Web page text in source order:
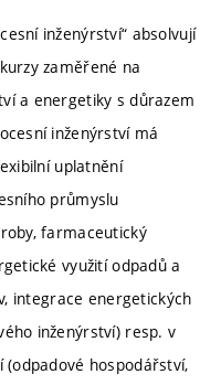
inženýrství“ absolvují
zaměřené na
a energetiky s důrazem
inženýrství má
uplatnění
průmyslu
farmaceutický
využití odpadů a
integrace energetických
inženýrství) resp. v
hospodářství,